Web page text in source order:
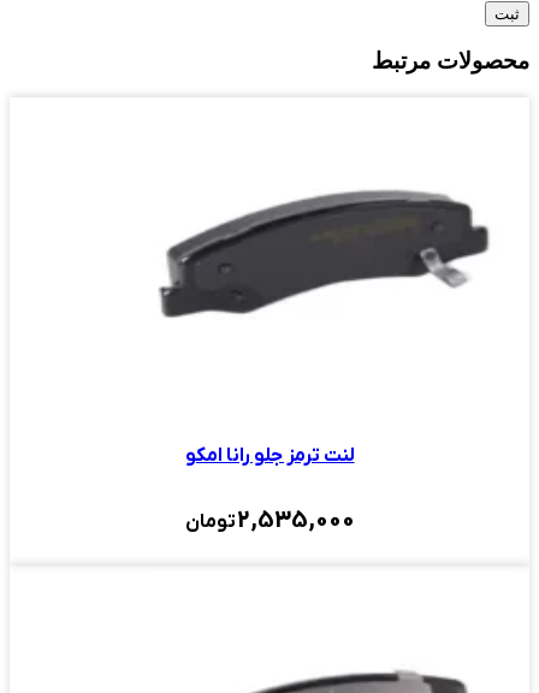
محصولات مرتبط
لنت ترمز جلو رانا امکو
2,535,000تومان